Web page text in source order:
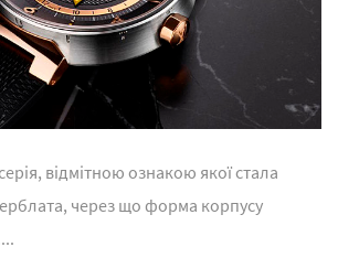
відмітною ознакою якої стала
через що форма корпусу